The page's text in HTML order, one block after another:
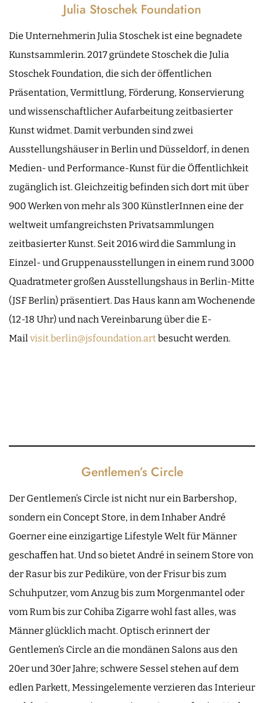
Julia Stoschek Foundation
Die Unternehmerin Julia Stoschek ist eine begnadete
Kunstsammlerin. 2017 gründete Stoschek die Julia
Stoschek Foundation, die sich der öffentlichen
Präsentation, Vermittlung, Förderung, Konservierung
und wissenschaftlicher Aufarbeitung zeitbasierter
Kunst widmet. Damit verbunden sind zwei
Ausstellungshäuser in Berlin und Düsseldorf, in denen
Medien- und Performance-Kunst für die Öffentlichkeit
zugänglich ist. Gleichzeitig befinden sich dort mit über
900 Werken von mehr als 300 KünstlerInnen eine der
weltweit umfangreichsten Privatsammlungen
zeitbasierter Kunst. Seit 2016 wird die Sammlung in
Einzel- und Gruppenausstellungen in einem rund 3.000
Quadratmeter großen Ausstellungshaus in Berlin-Mitte
(JSF Berlin) präsentiert. Das Haus kann am Wochenende
(12-18 Uhr) und nach Vereinbarung über die E-
Mailvisit.berlin@jsfoundation.artbesucht werden.
Gentlemen’s Circle
Der Gentlemen’s Circle ist nicht nur ein Barbershop,
sondern ein Concept Store, in dem Inhaber André
Goerner eine einzigartige Lifestyle Welt für Männer
geschaffen hat. Und so bietet André in seinem Store von
der Rasur bis zur Pediküre, von der Frisur bis zum
Schuhputzer, vom Anzug bis zum Morgenmantel oder
vom Rum bis zur Cohiba Zigarre wohl fast alles, was
Männer glücklich macht. Optisch erinnert der
Gentlemen’s Circle an die mondänen Salons aus den
20er und 30er Jahre; schwere Sessel stehen auf dem
edlen Parkett, Messingelemente verzieren das Interieur